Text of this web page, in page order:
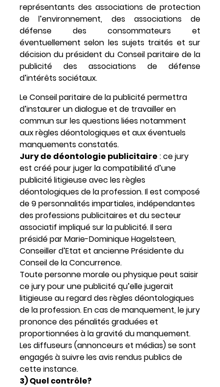
représentants des associations de protection
de l’environnement, des associations de
défense des consommateurs et
éventuellement selon les sujets traités et sur
décision du président du Conseil paritaire de la
publicité des associations de défense
d’intérêts sociétaux.
Le Conseil paritaire de la publicité permettra
d’instaurer un dialogue et de travailler en
commun sur les questions liées notamment
aux règles déontologiques et aux éventuels
manquements constatés.
Jury de déontologie publicitaire : ce jury
est créé pour juger la compatibilité d’une
publicité litigieuse avec les règles
déontologiques de la profession. Il est composé
de 9 personnalités impartiales, indépendantes
des professions publicitaires et du secteur
associatif impliqué sur la publicité. Il sera
présidé par Marie-Dominique Hagelsteen,
Conseiller d’Etat et ancienne Présidente du
Conseil de la Concurrence.
Toute personne morale ou physique peut saisir
ce jury pour une publicité qu’elle jugerait
litigieuse au regard des règles déontologiques
de la profession. En cas de manquement, le jury
prononce des pénalités graduées et
proportionnées à la gravité du manquement.
Les diffuseurs (annonceurs et médias) se sont
engagés à suivre les avis rendus publics de
cette instance.
3) Quel contrôle?